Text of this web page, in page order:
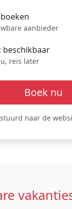
aanbieder
beschikbaar
reis later
Boek nu
naar de